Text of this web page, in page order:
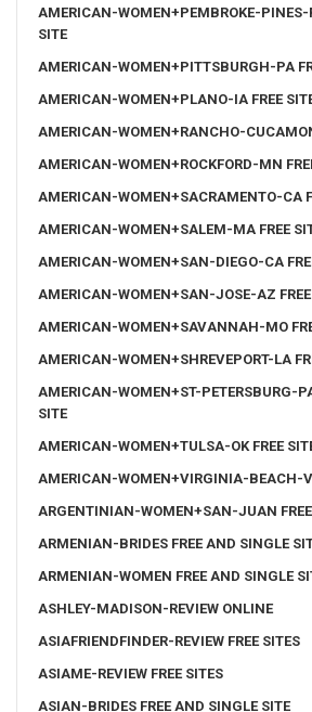
AMERICAN-WOMEN+PEMBROKE-PINES-
SITE
AMERICAN-WOMEN+PITTSBURGH-PA
AMERICAN-WOMEN+PLANO-IA FREE
AMERICAN-WOMEN+RANCHO-
AMERICAN-WOMEN+ROCKFORD-MN
AMERICAN-WOMEN+SACRAMENTO-CA
AMERICAN-WOMEN+SALEM-MA FREE
AMERICAN-WOMEN+SAN-DIEGO-CA
AMERICAN-WOMEN+SAN-JOSE-AZ FREE
AMERICAN-WOMEN+SAVANNAH-MO
AMERICAN-WOMEN+SHREVEPORT-LA
AMERICAN-WOMEN+ST-PETERSBURG-
SITE
AMERICAN-WOMEN+TULSA-OK FREE
AMERICAN-WOMEN+VIRGINIA-BEACH-
ARGENTINIAN-WOMEN+SAN-JUAN
ARMENIAN-BRIDES FREE AND SINGLE
ARMENIAN-WOMEN FREE AND SINGLE
ASHLEY-MADISON-REVIEW ONLINE
ASIAFRIENDFINDER-REVIEW FREE SITES
ASIAME-REVIEW FREE SITES
ASIAN-BRIDES FREE AND SINGLE SITE